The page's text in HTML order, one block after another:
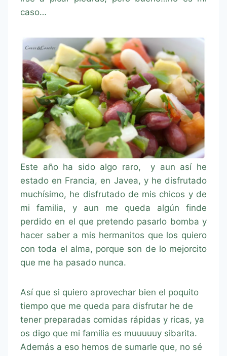
caso…
Este año ha sido algo raro, y aun así he
estado en Francia, en Javea, y he disfrutado
muchísimo, he disfrutado de mis chicos y de
mi familia, y aun me queda algún finde
perdido en el que pretendo pasarlo bomba y
hacer saber a mis hermanitos que los quiero
con toda el alma, porque son de lo mejorcito
que me ha pasado nunca.
Así que si quiero aprovechar bien el poquito
tiempo que me queda para disfrutar he de
tener preparadas comidas rápidas y ricas, ya
os digo que mi familia es muuuuuy sibarita.
Además a eso hemos de sumarle que, no sé